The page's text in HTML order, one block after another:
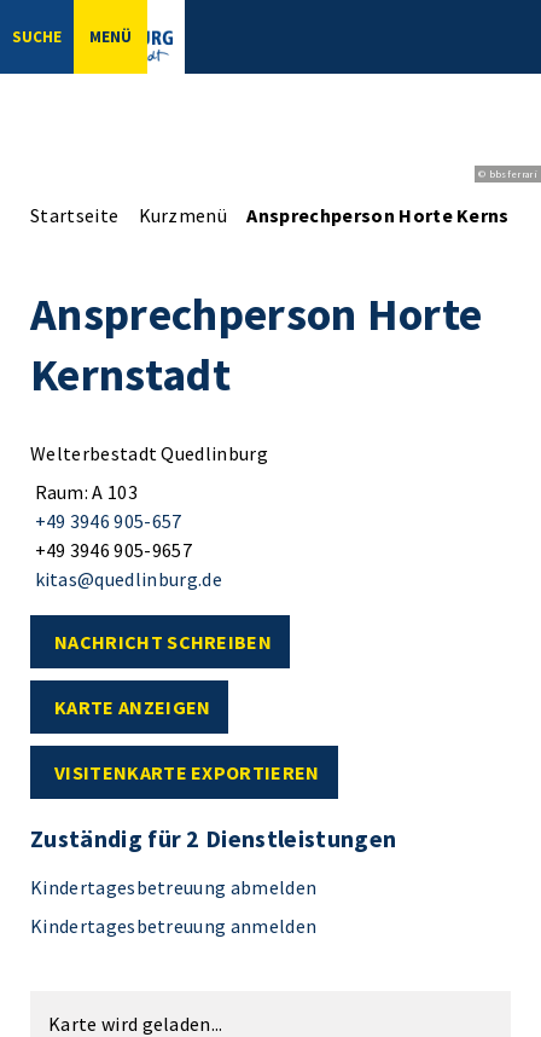
SUCHE MENÜ
© bbsferrari
Startseite Kurzmenü Ansprechperson Horte
Ansprechperson Horte
Kernstadt
Welterbestadt Quedlinburg
Raum: A 103
+49 3946 905-657
+49 3946 905-9657
kitas@quedlinburg.de
NACHRICHT SCHREIBEN
KARTE ANZEIGEN
VISITENKARTE EXPORTIEREN
Zuständig für 2 Dienstleistungen
Kindertagesbetreuung abmelden
Kindertagesbetreuung anmelden
Karte wird geladen...